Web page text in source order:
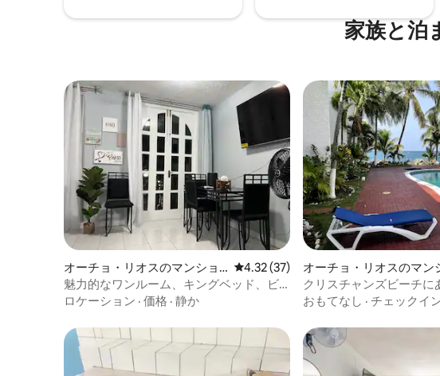
料でご利用いただけます。
家族と泊
オーチョ・リオスのマンショ
ン・アパート
レビュー37件、5つ星中4.32つ星の平
4.32 (37)
魅力的なワンルーム、キングベッド、ビ
ーチプール、砂の城
ロケーション · 価格 · 静か
オーチョ・リオスのマン
ト
クリスチャンズビーチに
ドアパート
おもてなし · チェックイ